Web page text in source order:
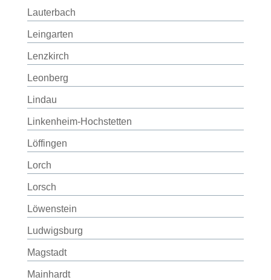
Lauterbach
Leingarten
Lenzkirch
Leonberg
Lindau
Linkenheim-Hochstetten
Löffingen
Lorch
Lorsch
Löwenstein
Ludwigsburg
Magstadt
Mainhardt